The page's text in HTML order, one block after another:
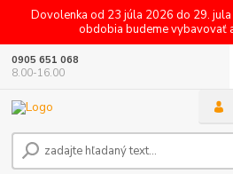
Dovolenka od 23 júla 2026 do 29.
obdobia budeme vybavovať
0905 651 068
8.00-16.00